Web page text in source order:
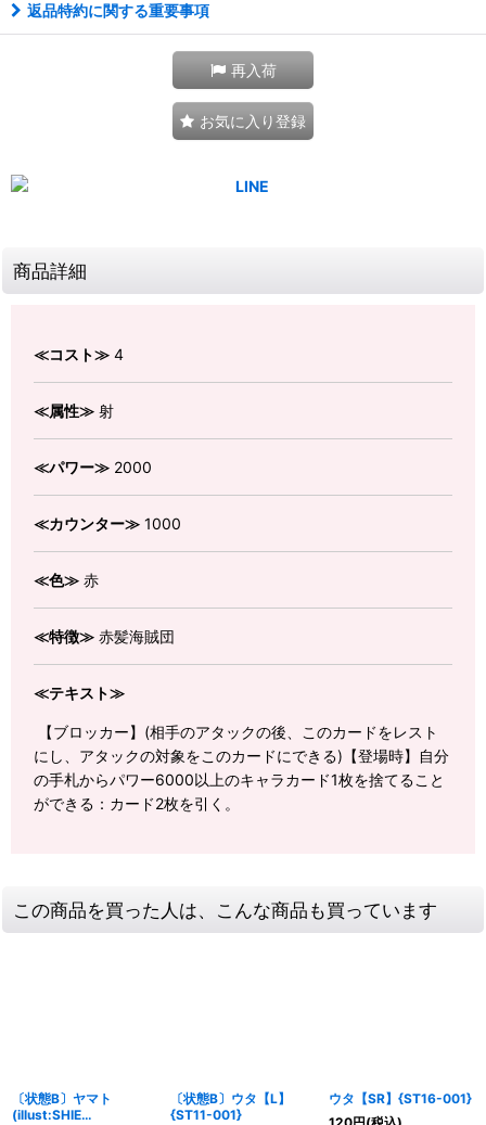
返品特約に関する重要事項
再入荷
お気に入り登録
商品詳細
≪コスト≫ 4
≪属性≫ 射
≪パワー≫ 2000
≪カウンター≫ 1000
≪色≫ 赤
≪特徴≫ 赤髪海賊団
≪テキスト≫
【ブロッカー】(相手のアタックの後、このカードをレスト
にし、アタックの対象をこのカードにできる)【登場時】自分
の手札からパワー6000以上のキャラカード1枚を捨てること
ができる：カード2枚を引く。
この商品を買った人は、こんな商品も買っています
〔状態B〕ヤマト
(illust:SHIE
〔状態B〕ウタ【L】
{ST11-001}
ウタ【SR】{ST16-001}